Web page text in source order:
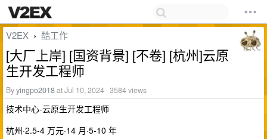
V2EX › 酷工作
[大厂上岸] [国资背景] [不卷] [杭州]云原
生开发工程师
Byyingpo2018at Jul 10, 2024 · 3584 views
技术中心-云原生开发工程师
杭州·2.5-4 万元·14 月·5-10 年